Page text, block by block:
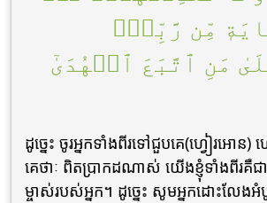
مِّن رَّبِّكَۖ
مَنِ ٱتَّبَعَ ٱلۡهُدَىٰٓ
ដូចេ្នះ ចូរអ្នកទាំងពីរទៅជួបគេ(ហ្វៀរអោ
គេថាៈ ពិតប្រាកដណាស់ យើងខ្ញុំទាំងពីរគឺជា
ម្ចាស់របស់អ្នក។ ដូចេ្នះ សូមអ្នកដោះលែងអំ